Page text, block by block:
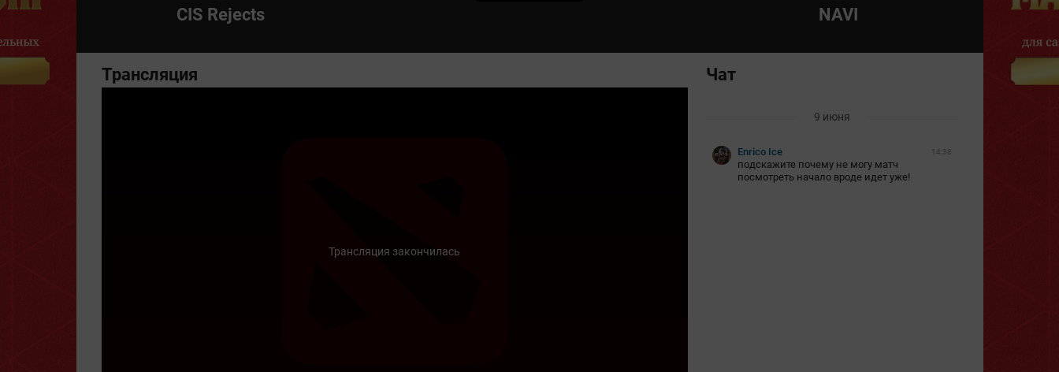
CIS Rejects NAVI
Чат
9 июня
Enrico Ice 14:38
подскажите почему не могу матч
посмотреть начало вроде идет уже!
Трансляция
Трансляция закончилась